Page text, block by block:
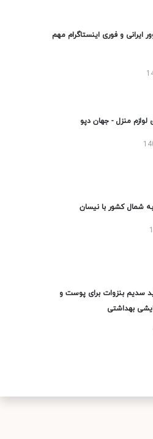
ایرانی و فوری اینستاگرام مهم
لوازم منزل - جهان دپو
شمال کشور با نیسان
سدیم بنزوات برای پوست و
بهداشتی